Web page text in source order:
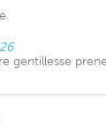
gentillesse